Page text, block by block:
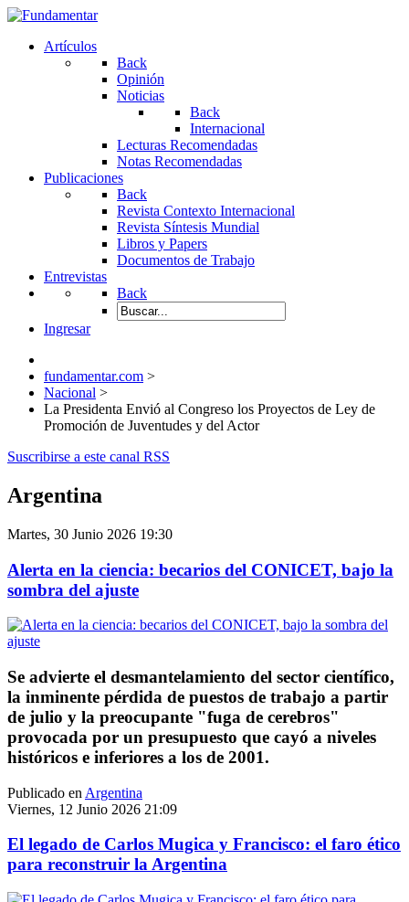
Artículos
Back
Opinión
Noticias
Back
Internacional
Lecturas Recomendadas
Notas Recomendadas
Publicaciones
Back
Revista Contexto Internacional
Revista Síntesis Mundial
Libros y Papers
Documentos de Trabajo
Entrevistas
Back
Ingresar
fundamentar.com >
Nacional >
La Presidenta Envió al Congreso los Proyectos de Ley de
Promoción de Juventudes y del Actor
Suscribirse a este canal RSS
Argentina
Martes, 30 Junio 2026 19:30
Alerta en la ciencia: becarios del CONICET, bajo la
sombra del ajuste
Se advierte el desmantelamiento del sector científico,
la inminente pérdida de puestos de trabajo a partir
de julio y la preocupante "fuga de cerebros"
provocada por un presupuesto que cayó a niveles
históricos e inferiores a los de 2001.
Publicado en Argentina
Viernes, 12 Junio 2026 21:09
El legado de Carlos Mugica y Francisco: el faro ético
para reconstruir la Argentina